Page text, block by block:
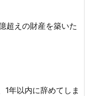
超えの財産を築いた
1年以内に辞めてしま